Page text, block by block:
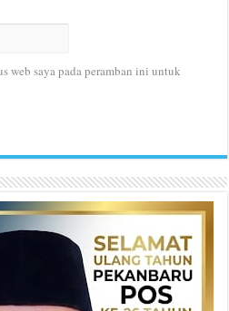
web saya pada peramban ini untuk